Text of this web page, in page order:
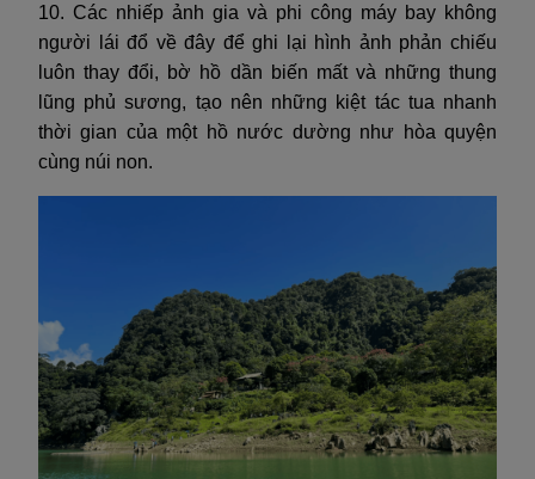
10. Các nhiếp ảnh gia và phi công máy bay không
người lái đổ về đây để ghi lại hình ảnh phản chiếu
luôn thay đổi, bờ hồ dần biến mất và những thung
lũng phủ sương, tạo nên những kiệt tác tua nhanh
thời gian của một hồ nước dường như hòa quyện
cùng núi non.